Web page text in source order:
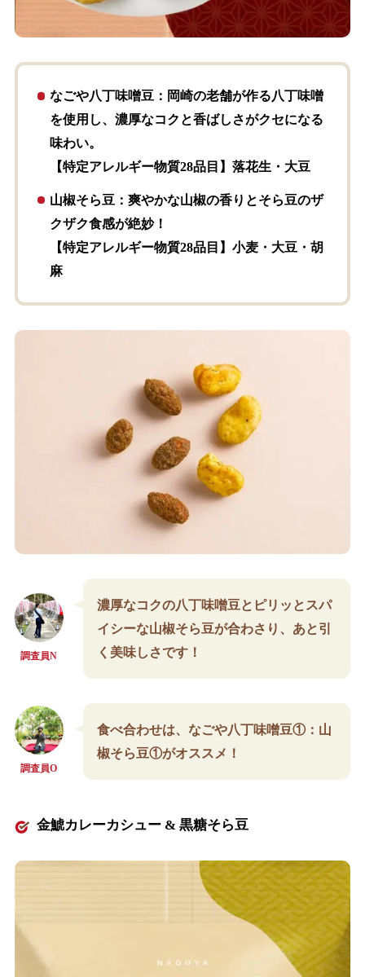
なごや八丁味噌豆 ：岡崎の老舗が作る八丁味噌
を使用し、濃厚なコクと香ばしさがクセになる
味わい。
【特定アレルギー物質28品目】落花生・大豆
山椒そら豆 ：爽やかな山椒の香りとそら豆のザ
クザク食感が絶妙！
【特定アレルギー物質28品目】小麦・大豆・胡
麻
調査員N
濃厚なコクの八丁味噌豆とピリッとスパ
イシーな山椒そら豆が合わさり、あと引
く美味しさです！
調査員O
食べ合わせは、なごや八丁味噌豆①：山
椒そら豆①がオススメ！
金鯱カレーカシュー & 黒糖そら豆